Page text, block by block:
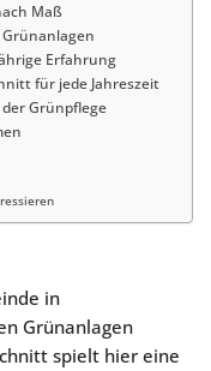
Maß
Erfahrung
für jede Jahreszeit
Grünpflege
in
Grünanlagen
spielt hier eine